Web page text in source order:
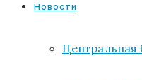
Новости
Центральная